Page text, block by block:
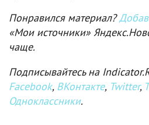
Понравился материал?
«Мои источники»
чаще.
Подписывайтесь на
Facebook, ВКонтакте, Twitter,
Одноклассники.